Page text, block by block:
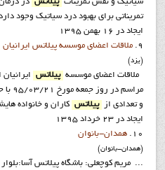
سیاتیک و نقش تمرینات پیلاتس در
تمریناتی برای بهبود درد سیاتیک وجود
ایجاد در 16 بهمن 1395
9.
ملاقات اعضاي موسسه پیلاتس ایرانیان
(يزد)
ملاقات اعضاي موسسه
پیلاتس
و تعدادی از
پیلاتس کاران و خانواده
ایجاد در 23 خرداد 1395
10.
همدان-بانوان
(همدان-بانوان)